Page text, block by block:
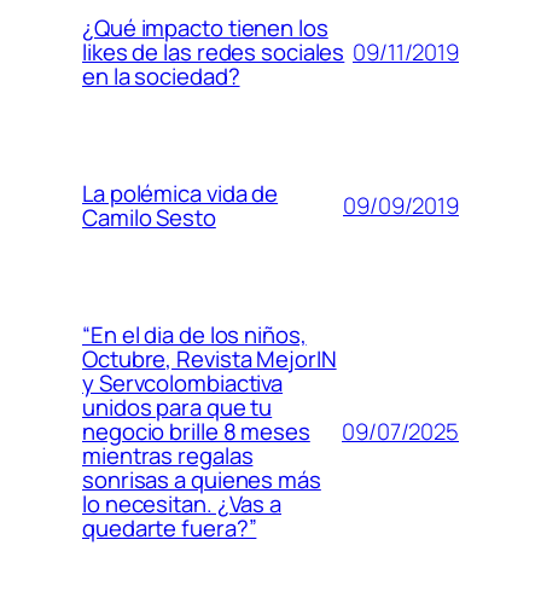
¿Qué impacto tienen los
likes de las redes sociales
en la sociedad?
09/11/2019
La polémica vida de
Camilo Sesto 09/09/2019
“En el dia de los niños,
Octubre, Revista MejorIN
y Servcolombiactiva
unidos para que tu
negocio brille 8 meses
mientras regalas
sonrisas a quienes más
lo necesitan. ¿Vas a
quedarte fuera?”
09/07/2025